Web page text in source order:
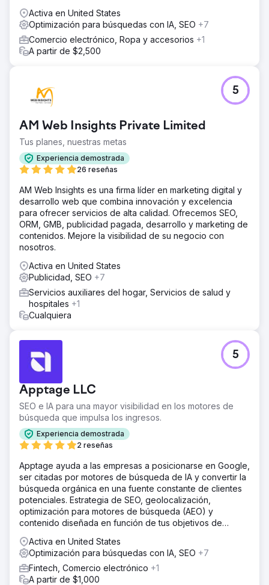
Activa en United States
Optimización para búsquedas con IA, SEO +7
Comercio electrónico, Ropa y accesorios +1
A partir de $2,500
AM Web Insights Private Limited
Tus planes, nuestras metas
Experiencia demostrada
26 reseñas
5
AM Web Insights es una firma líder en marketing digital y
desarrollo web que combina innovación y excelencia
para ofrecer servicios de alta calidad. Ofrecemos SEO,
ORM, GMB, publicidad pagada, desarrollo y marketing de
contenidos. Mejore la visibilidad de su negocio con
nosotros.
Activa en United States
Publicidad, SEO +7
Servicios auxiliares del hogar, Servicios de salud y
hospitales +1
Cualquiera
Apptage LLC
SEO e IA para una mayor visibilidad en los motores de
búsqueda que impulsa los ingresos.
Experiencia demostrada
2 reseñas
5
Apptage ayuda a las empresas a posicionarse en Google,
ser citadas por motores de búsqueda de IA y convertir la
búsqueda orgánica en una fuente constante de clientes
potenciales. Estrategia de SEO, geolocalización,
optimización para motores de búsqueda (AEO) y
contenido diseñada en función de tus objetivos de
Activa en United States
Optimización para búsquedas con IA, SEO +7
Fintech, Comercio electrónico +1
A partir de $1,000